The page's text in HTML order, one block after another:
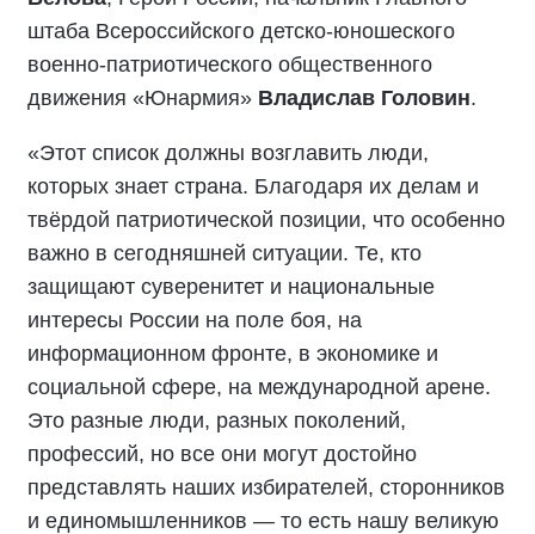
штаба Всероссийского детско-юношеского
военно-патриотического общественного
движения «Юнармия» Владислав Головин.
«Этот список должны возглавить люди,
которых знает страна. Благодаря их делам и
твёрдой патриотической позиции, что особенно
важно в сегодняшней ситуации. Те, кто
защищают суверенитет и национальные
интересы России на поле боя, на
информационном фронте, в экономике и
социальной сфере, на международной арене.
Это разные люди, разных поколений,
профессий, но все они могут достойно
представлять наших избирателей, сторонников
и единомышленников — то есть нашу великую